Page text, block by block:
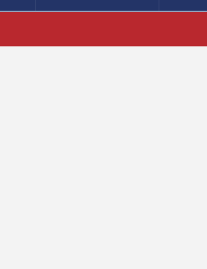
ACTION EXTÉRIEURE, ACTUALITÉ DE L'UNION EUROPÉENNE